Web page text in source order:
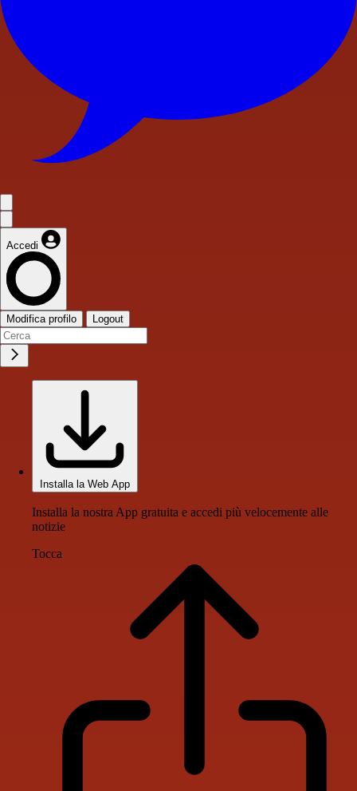
Accedi
Modifica profilo Logout
Installa la Web App
Installa la nostra App gratuita e accedi più velocemente alle
notizie
Tocca